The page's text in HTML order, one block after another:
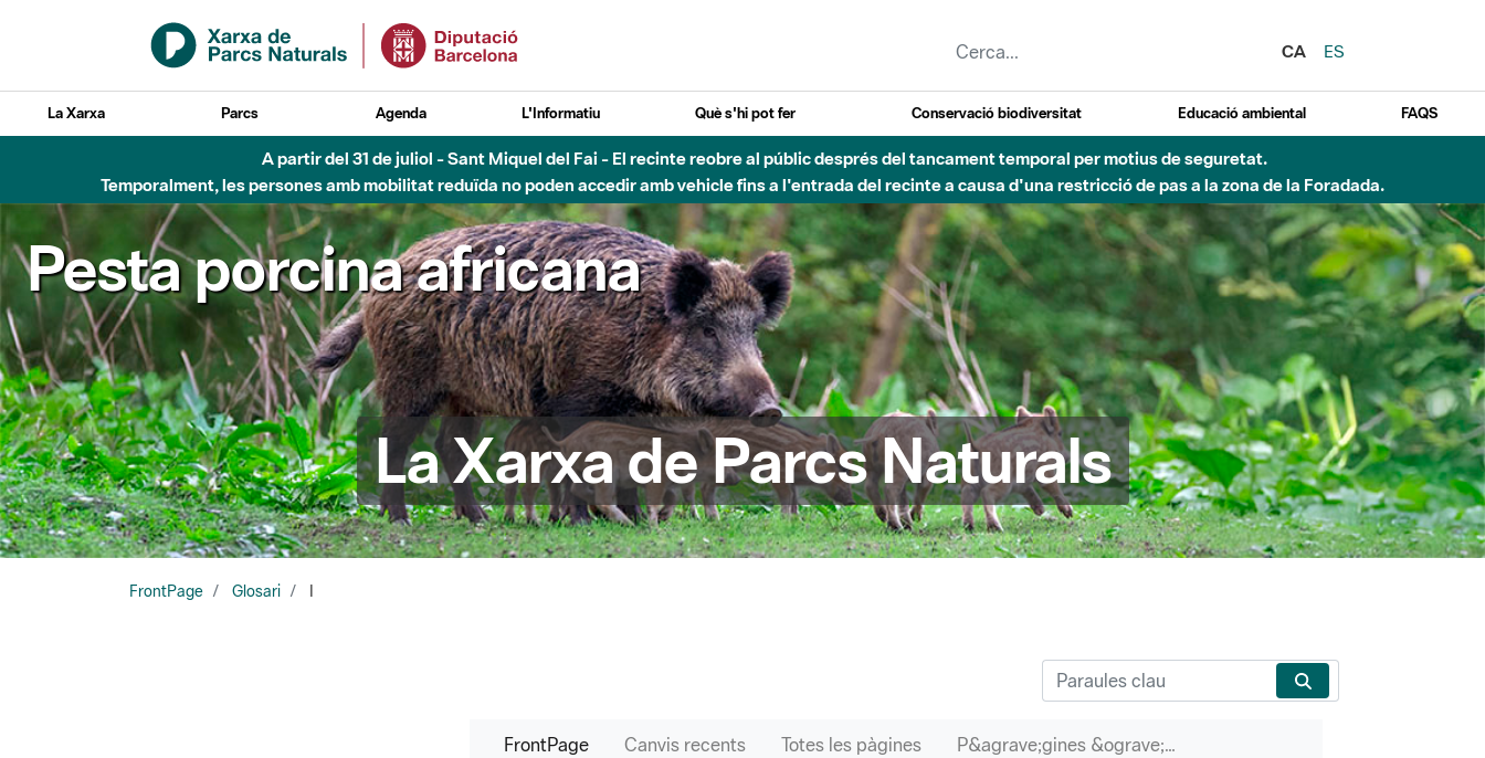
Salta al contingut principal
CA
ES
La Xarxa Parcs Agenda L'Informatiu Què s'hi pot fer Conservació biodiversitat Educació ambiental FAQS
A partir del 31 de juliol - Sant Miquel del Fai - El recinte reobre al públic després del tancament temporal per motius de seguretat.
Temporalment, les persones amb mobilitat reduïda no poden accedir amb vehicle fins a l'entrada del recinte a causa d'una restricció de pas a la zona de la Foradada.
Pesta porcina africana
La Xarxa de Parcs Naturals
FrontPage Glosari
FrontPage Canvis recents Totes les pàgines P&agrave;gines &ograve;rfenes